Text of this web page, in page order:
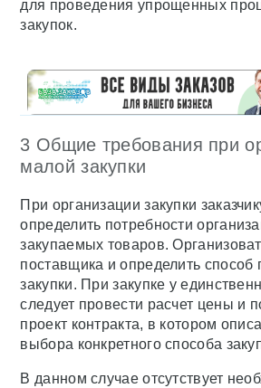
для проведения упрощенных
закупок.
3 Общие требования при
малой закупки
При организации закупки
определить потребности
закупаемых товаров.
поставщика и определить способ
закупки. При закупке у
следует провести расчет цены и
проект контракта, в котором
выбора конкретного способа
В данном случае отсутствует